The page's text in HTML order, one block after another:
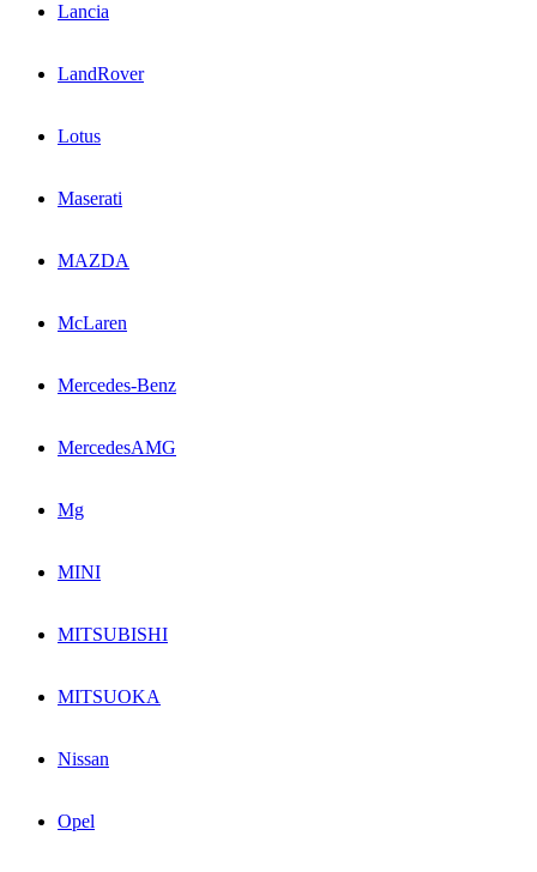
Lancia
LandRover
Lotus
Maserati
MAZDA
McLaren
Mercedes-Benz
MercedesAMG
Mg
MINI
MITSUBISHI
MITSUOKA
Nissan
Opel